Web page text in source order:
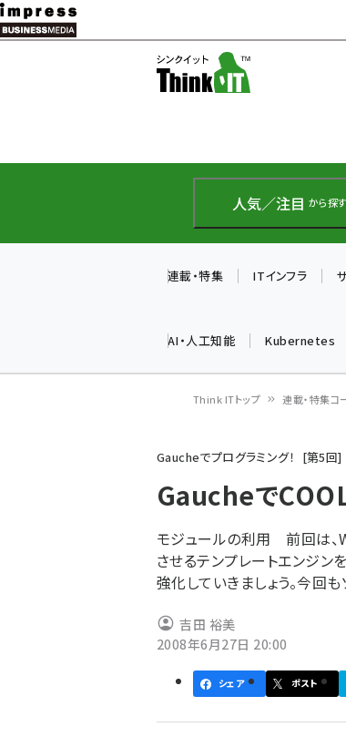
メ
イ
テ
に
人気／注目 から探す
連載・特集 ITインフラ
AI・人工知能 Kubernetes
ン
く
ず
Think ITトップ 連載・特集コ
Gaucheでプログラミング！ 第5回
Gaucheで
モジュールの利用 前回は、
させるテンプレートエンジン
強化していきましょう。今回
吉田 裕美
2008年6月27日 20:00
シェア ポスト